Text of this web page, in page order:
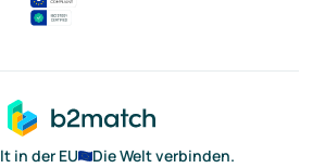
in der EU
Die Welt verbinden.